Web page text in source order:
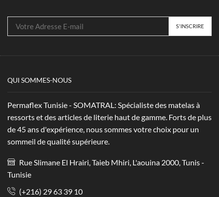
QUI SOMMES-NOUS
Permaflex Tunisie - SOMATRAL: Spécialiste des matelas à
ressorts et des articles de literie haut de gamme. Forts de plus
de 45 ans d'expérience, nous sommes votre choix pour un
sommeil de qualité supérieure.
Rue Slimane El Hrairi, Taieb Mhiri, L'aouina 2000, Tunis -
Tunisie
(+216) 29 63 39 10